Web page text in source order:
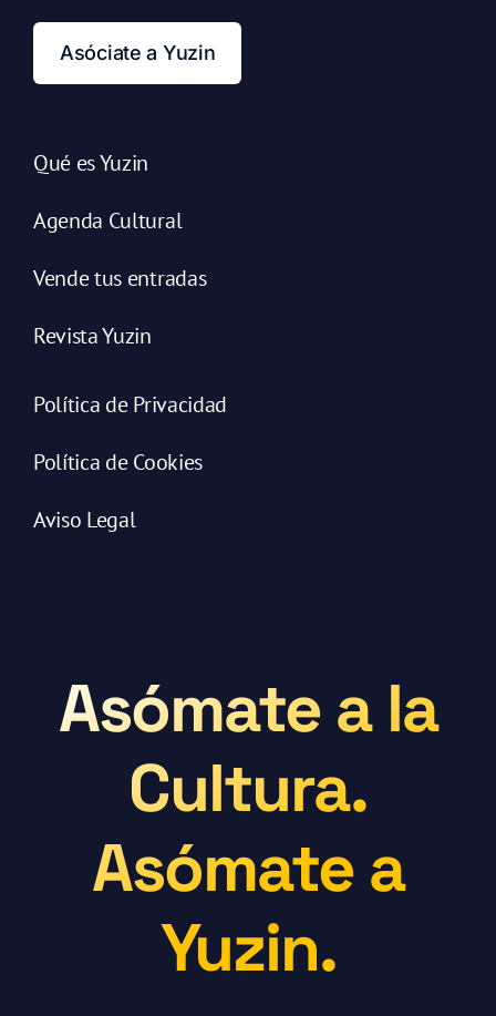
Asóciate a Yuzin
Qué es Yuzin
Agenda Cultural
Vende tus entradas
Revista Yuzin
Política de Privacidad
Política de Cookies
Aviso Legal
Asómate a la
Cultura.
Asómate a
Yuzin.